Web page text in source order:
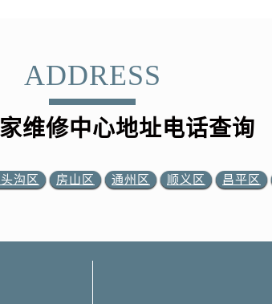
ADDRESS
维修中心地址电话查询
沟区 房山区 通州区 顺义区 昌平区